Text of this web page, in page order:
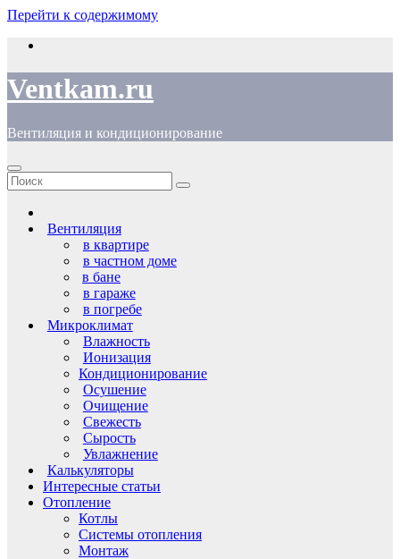
Перейти к содержимому
Ventkam.ru
Вентиляция и кондиционирование
Вентиляция
в квартире
в частном доме
в бане
в гараже
в погребе
Микроклимат
Влажность
Ионизация
Кондиционирование
Осушение
Очищение
Свежесть
Сырость
Увлажнение
Калькуляторы
Интересные статьи
Отопление
Котлы
Системы отопления
Монтаж